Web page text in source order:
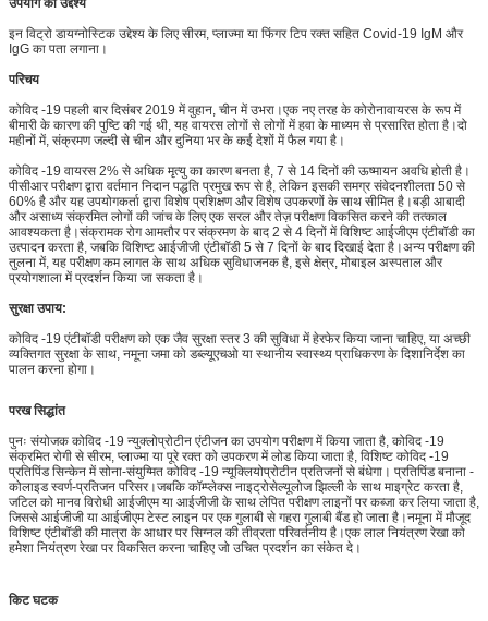
उपयोग का उद्देश्य
इन विट्रो डायग्नोस्टिक उद्देश्य के लिए सीरम, प्लाज्मा या फिंगर टिप रक्त सहित Covid-19 IgM और
IgG का पता लगाना।
परिचय
कोविद -19 पहली बार दिसंबर 2019 में वुहान, चीन में उभरा।एक नए तरह के कोरोनावायरस के रूप में
बीमारी के कारण की पुष्टि की गई थी, यह वायरस लोगों से लोगों में हवा के माध्यम से प्रसारित होता है।दो
महीनों में, संक्रमण जल्दी से चीन और दुनिया भर के कई देशों में फैल गया है।
कोविद -19 वायरस 2% से अधिक मृत्यु का कारण बनता है, 7 से 14 दिनों की ऊष्मायन अवधि होती है।
पीसीआर परीक्षण द्वारा वर्तमान निदान पद्धति प्रमुख रूप से है, लेकिन इसकी समग्र संवेदनशीलता 50 से
60% है और यह उपयोगकर्ता द्वारा विशेष प्रशिक्षण और विशेष उपकरणों के साथ सीमित है।बड़ी आबादी
और असाध्य संक्रमित लोगों की जांच के लिए एक सरल और तेज़ परीक्षण विकसित करने की तत्काल
आवश्यकता है।संक्रामक रोग आमतौर पर संक्रमण के बाद 2 से 4 दिनों में विशिष्ट आईजीएम एंटीबॉडी का
उत्पादन करता है, जबकि विशिष्ट आईजीजी एंटीबॉडी 5 से 7 दिनों के बाद दिखाई देता है।अन्य परीक्षण की
तुलना में, यह परीक्षण कम लागत के साथ अधिक सुविधाजनक है, इसे क्षेत्र, मोबाइल अस्पताल और
प्रयोगशाला में प्रदर्शन किया जा सकता है।
सुरक्षा उपाय:
कोविद -19 एंटीबॉडी परीक्षण को एक जैव सुरक्षा स्तर 3 की सुविधा में हेरफेर किया जाना चाहिए, या अच्छी
व्यक्तिगत सुरक्षा के साथ, नमूना जमा को डब्ल्यूएचओ या स्थानीय स्वास्थ्य प्राधिकरण के दिशानिर्देश का
पालन करना होगा।
परख सिद्धांत
पुनः संयोजक कोविद -19 न्युक्लोप्रोटीन एंटीजन का उपयोग परीक्षण में किया जाता है, कोविद -19
संक्रमित रोगी से सीरम, प्लाज्मा या पूरे रक्त को उपकरण में लोड किया जाता है, विशिष्ट कोविद -19
प्रतिपिंड सिन्केन में सोना-संयुग्मित कोविद -19 न्यूक्लियोप्रोटीन प्रतिजनों से बंधेगा। प्रतिपिंड बनाना -
कोलाइड स्वर्ण-प्रतिजन परिसर।जबकि कॉम्प्लेक्स नाइट्रोसेल्यूलोज झिल्ली के साथ माइग्रेट करता है,
जटिल को मानव विरोधी आईजीएम या आईजीजी के साथ लेपित परीक्षण लाइनों पर कब्जा कर लिया जाता है,
जिससे आईजीजी या आईजीएम टेस्ट लाइन पर एक गुलाबी से गहरा गुलाबी बैंड हो जाता है।नमूना में मौजूद
विशिष्ट एंटीबॉडी की मात्रा के आधार पर सिग्नल की तीव्रता परिवर्तनीय है।एक लाल नियंत्रण रेखा को
हमेशा नियंत्रण रेखा पर विकसित करना चाहिए जो उचित प्रदर्शन का संकेत दे।
किट घटक